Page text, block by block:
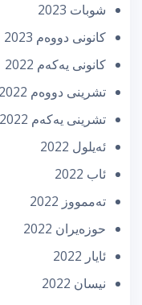
شوبات 2023
كانونی دووه‌م 2023
كانونی یه‌كه‌م 2022
تشرینی دووه‌م 2022
تشرینی یه‌كه‌م 2022
ئه‌یلول 2022
ئاب 2022
تەممووز 2022
حوزه‌یران 2022
ئایار 2022
نیسان 2022